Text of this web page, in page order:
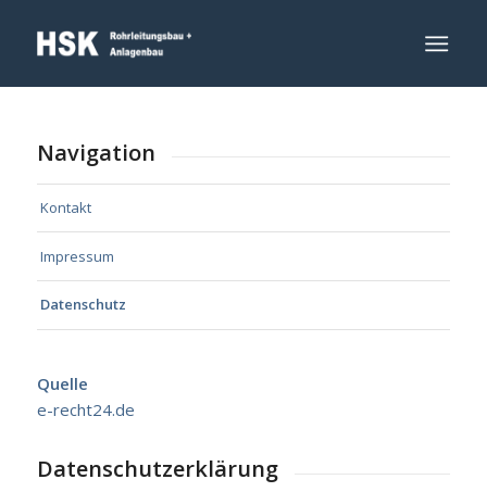
Navigation
Kontakt
Impressum
Datenschutz
Quelle
e-recht24.de
Datenschutzerklärung